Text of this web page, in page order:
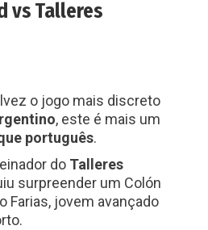
vs Talleres
o jogo mais discreto
, este é mais um
português.
do Talleres
surpreender um Colón
Farias, jovem avançado